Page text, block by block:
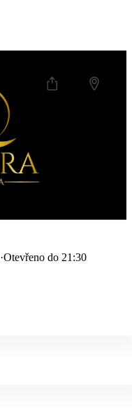
·Otevřeno do 21:30